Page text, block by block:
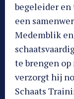
begeleider
een
Medemblik
te brengen
verzorgt hij
Schaats